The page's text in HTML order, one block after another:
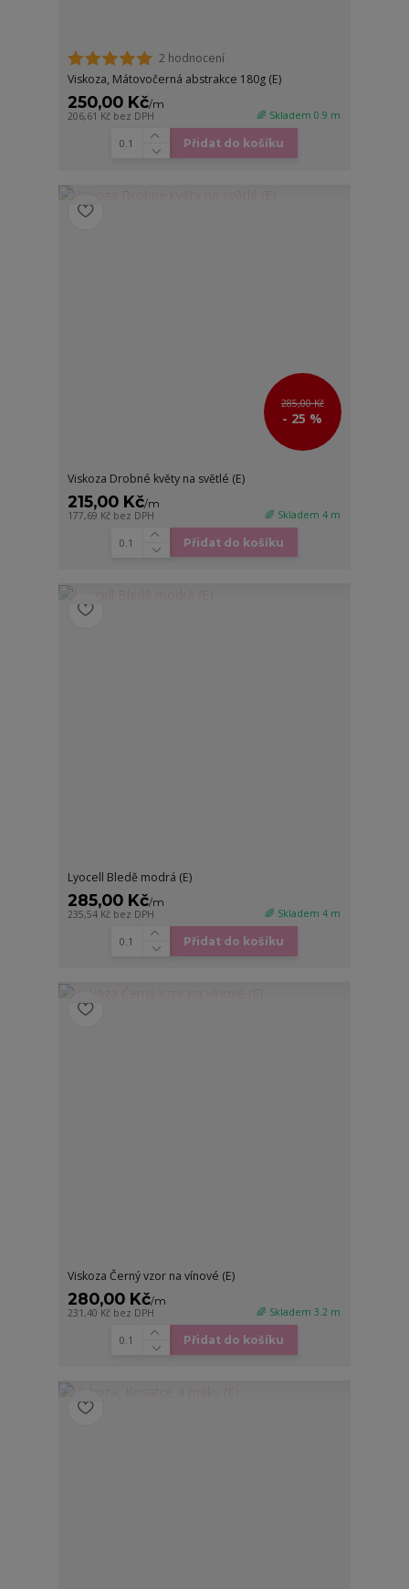
2 hodnocení
Viskoza, Mátovočerná abstrakce 180g (E)
250,00 Kč/m
206,61 Kč bez DPH 🌈 Skladem 0.9 m
Přidat do košíku
285,00 Kč
- 25 %
Viskoza Drobné květy na světlé (E)
215,00 Kč/m
177,69 Kč bez DPH 🌈 Skladem 4 m
Přidat do košíku
Lyocell Bledě modrá (E)
285,00 Kč/m
235,54 Kč bez DPH 🌈 Skladem 4 m
Přidat do košíku
Viskoza Černý vzor na vínové (E)
280,00 Kč/m
231,40 Kč bez DPH 🌈 Skladem 3.2 m
Přidat do košíku